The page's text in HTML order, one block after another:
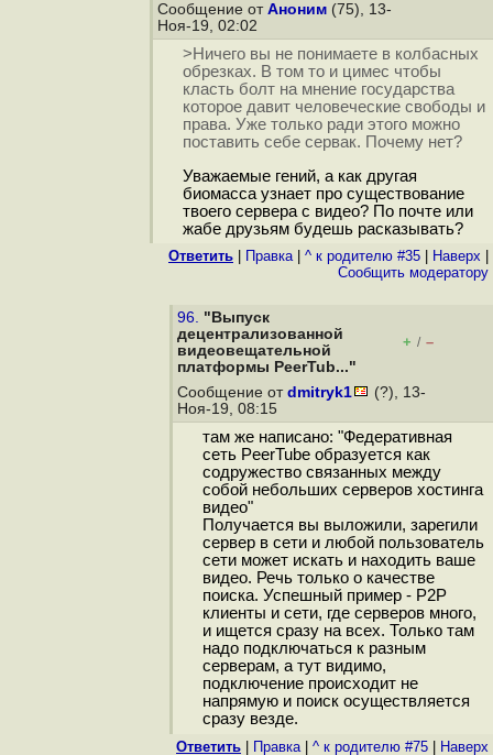
Сообщение от Аноним (75), 13-
Ноя-19, 02:02
>Ничего вы не понимаете в колбасных
обрезках. В том то и цимес чтобы
класть болт на мнение государства
которое давит человеческие свободы и
права. Уже только ради этого можно
поставить себе сервак. Почему нет?
Уважаемые гений, а как другая
биомасса узнает про существование
твоего сервера с видео? По почте или
жабе друзьям будешь расказывать?
Ответить Правка| ^ к родителю #35 Наверх
Cообщить модератору
96. "Выпуск
децентрализованной
видеовещательной
платформы PeerTub..."
+ / –
Сообщение от dmitryk1
(?), 13-
Ноя-19, 08:15
там же написано: "Федеративная
сеть PeerTube образуется как
содружество связанных между
собой небольших серверов хостинга
видео"
Получается вы выложили, зарегили
сервер в сети и любой пользователь
сети может искать и находить ваше
видео. Речь только о качестве
поиска. Успешный пример - P2P
клиенты и сети, где серверов много,
и ищется сразу на всех. Только там
надо подключаться к разным
серверам, а тут видимо,
подключение происходит не
напрямую и поиск осуществляется
сразу везде.
Ответить Правка| ^ к родителю #75 Наверх